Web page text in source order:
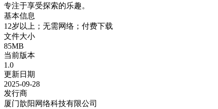
专注于享受探索的乐趣。
基本信息
12岁以上；无需网络；付费下载
文件大小
85MB
当前版本
1.0
更新日期
2025-09-28
发行商
厦门歆阳网络科技有限公司